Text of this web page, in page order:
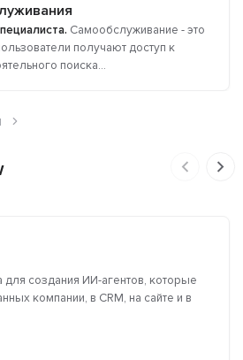
Самообслуживание - это
получают доступ к
поиска...
создания ИИ-агентов, которые
компании, в CRM, на сайте и в